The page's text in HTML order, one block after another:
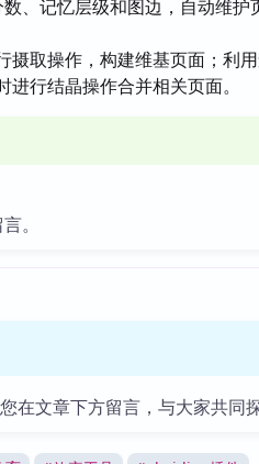
、记忆层级和图边，自动维护
摄取操作，构建维基页面；利
行结晶操作合并相关页面。
。
在文章下方留言，与大家共同探